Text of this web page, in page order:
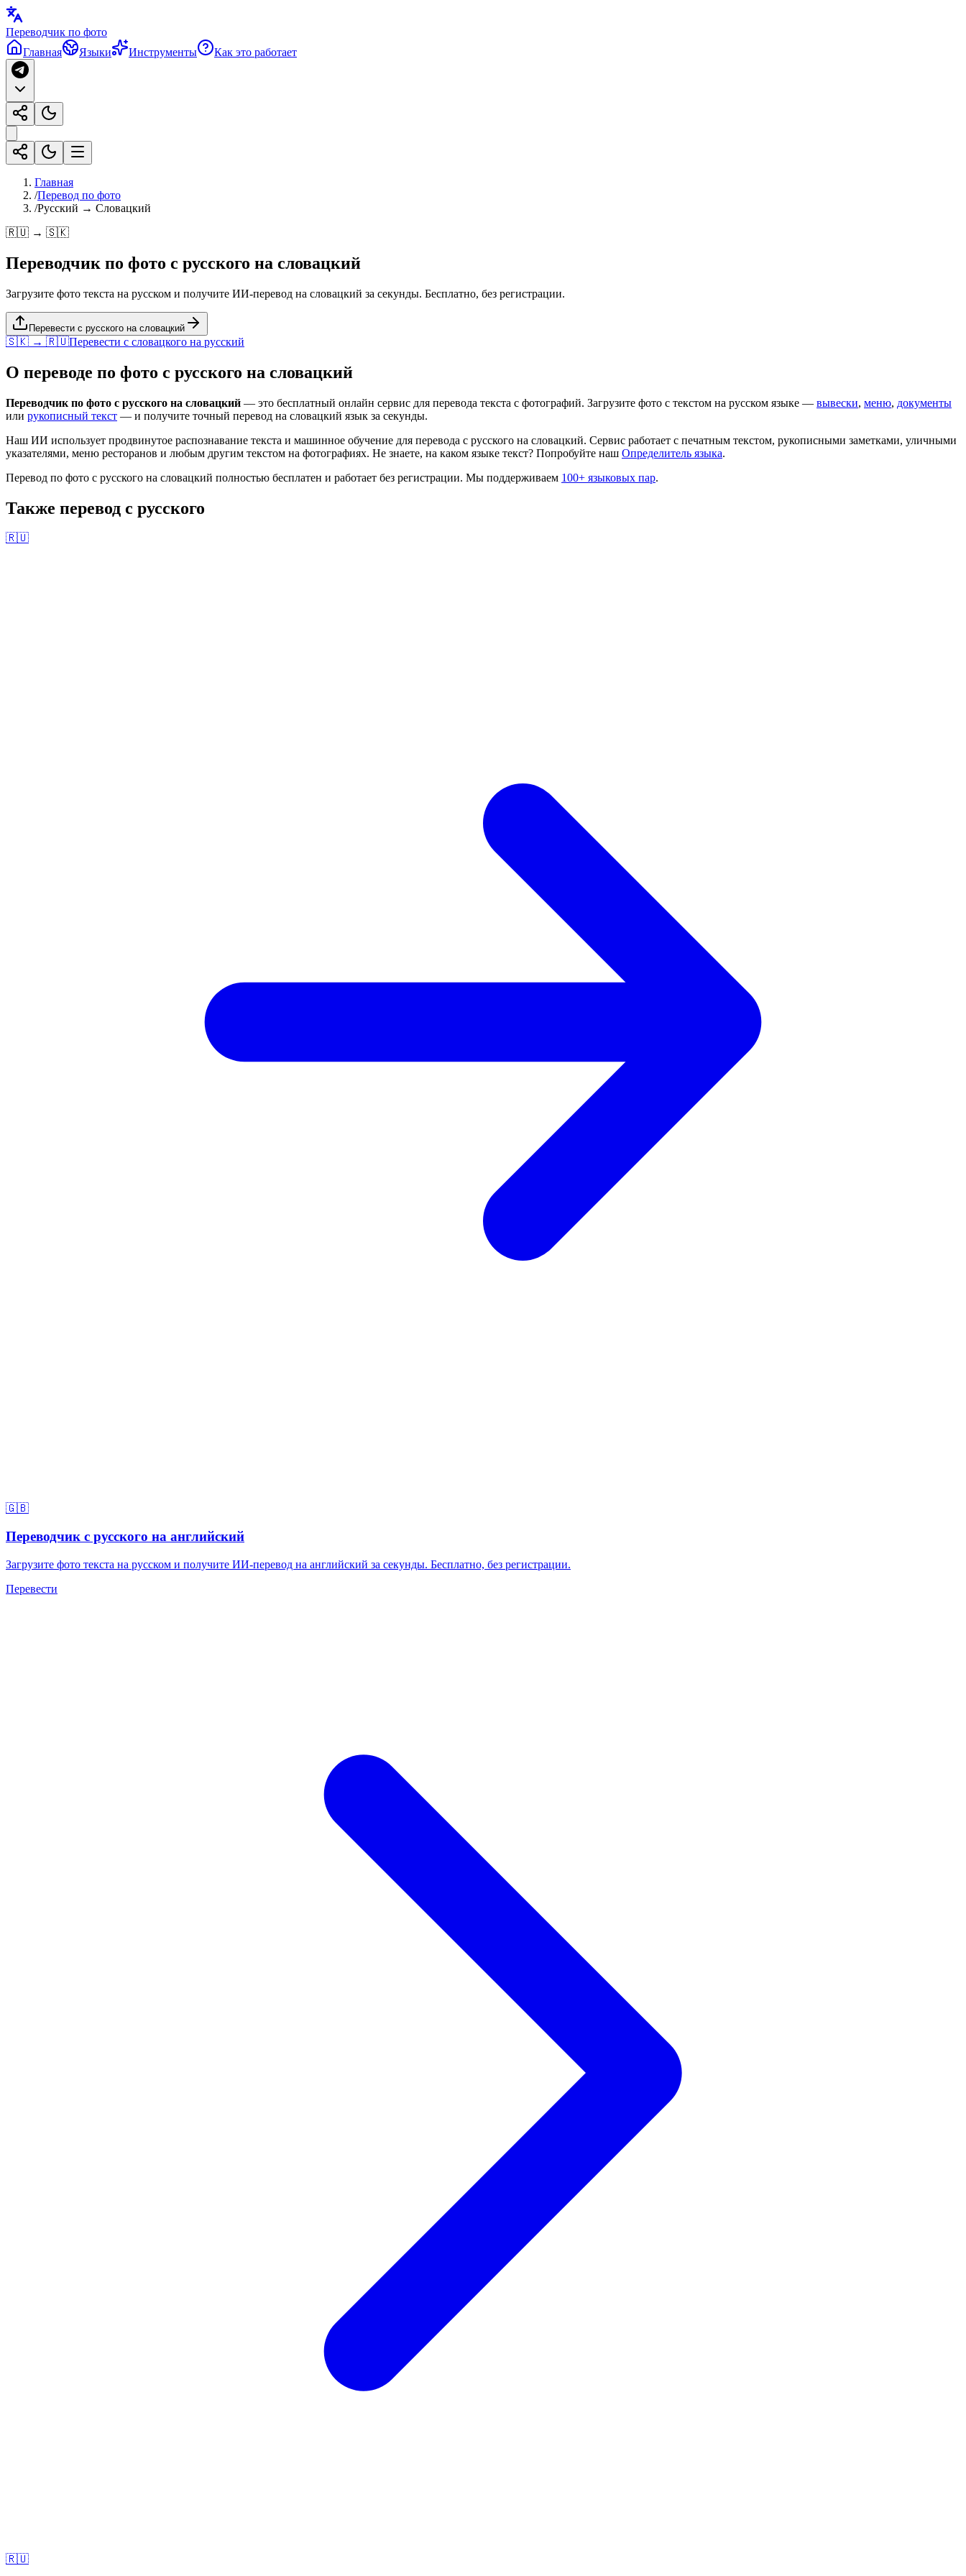
Переводчик по фото
Главная
Языки Инструменты Как это работает
Главная
/Перевод по фото
/Русский → Словацкий
🇷🇺 → 🇸🇰
Переводчик по фото с русского на словацкий
Загрузите фото текста на русском и получите ИИ-перевод на словацкий за секунды. Бесплатно, без регистрации.
Перевести с русского на словацкий
🇸🇰 → 🇷🇺Перевести с словацкого на русский
О переводе по фото с русского на словацкий
Переводчик по фото с русского на словацкий — это бесплатный онлайн сервис для перевода текста с фотографий. Загрузите фото с текстом на русском языке — вывески, меню, документы
или рукописный текст — и получите точный перевод на словацкий язык за секунды.
Наш ИИ использует продвинутое распознавание текста и машинное обучение для перевода с русского на словацкий. Сервис работает с печатным текстом, рукописными заметками, уличными
указателями, меню ресторанов и любым другим текстом на фотографиях. Не знаете, на каком языке текст? Попробуйте наш Определитель языка.
Перевод по фото с русского на словацкий полностью бесплатен и работает без регистрации. Мы поддерживаем 100+ языковых пар.
Также перевод с русского
🇷🇺
🇬🇧
Переводчик с русского на английский
Загрузите фото текста на русском и получите ИИ-перевод на английский за секунды. Бесплатно, без регистрации.
Перевести
🇷🇺